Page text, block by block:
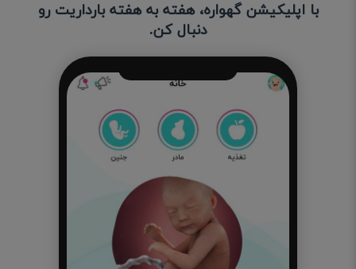
با اپلیکیشن گهواره، هفته به هفته بارداریت رو
دنبال کن.